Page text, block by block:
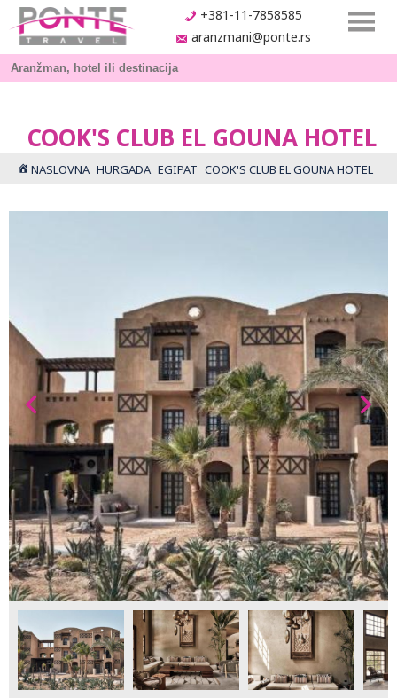
+381-11-7858585
aranzmani@ponte.rs
COOK'S CLUB EL GOUNA HOTEL
NASLOVNA HURGADA EGIPAT COOK'S CLUB EL GOUNA HOTEL